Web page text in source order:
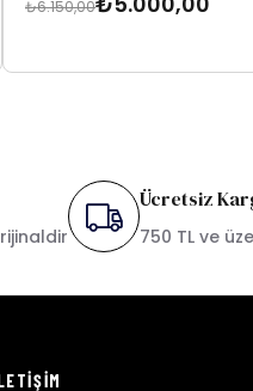
₺6.150,00
Ücretsiz
750 TL ve